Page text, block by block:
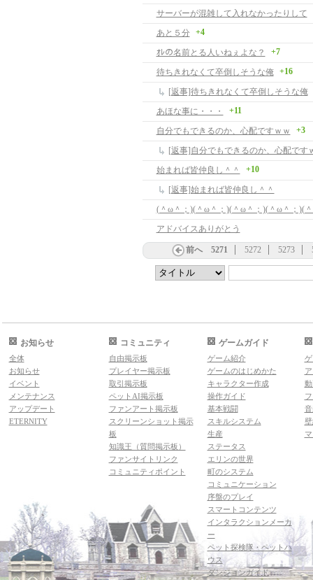
サーバーが混雑して入れなかったりして
あと５分 +4
ｵﾚの名前とる人いねぇよな？ +7
待ちきれなくて卒倒しそうな俺 +16
[返事]待ちきれなくて卒倒しそうな俺
あほな事に・・・
+11
自分でもできるのか、心配ですｗｗ +3
[返事]自分でもできるのか、心配です
始まれば皆仲良し＾＾
+10
[返事]始まれば皆仲良し＾＾
アドバイスありがとう
前へ 5271 5272 5273
お知らせ
全体
お知らせ
イベント
メンテナンス
アップデート
ETERNITY
コミュニティ
自由掲示板
プレイヤー掲示板
取引掲示板
ペットAI掲示板
ファンアート掲示板
スクリーンショット掲示
板
知識王（質問掲示板）
ファンサイトリンク
コミュニティポイント
ゲームガイド
ゲーム紹介
ゲームのはじめかた
キャラクター作成
操作ガイド
基本戦闘
スキルシステム
生産
ステータス
エリンの世界
町のシステム
コミュニケーション
序盤のプレイ
スマートコンテンツ
インタラクションメーカ
ー
ペット探検隊・ペットハ
ウス
ダンジョンガイド